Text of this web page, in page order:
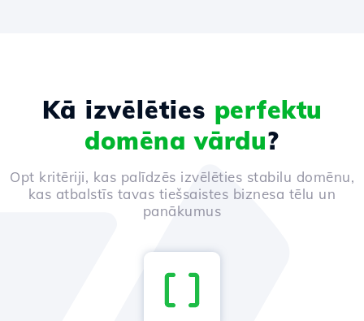
Kā izvēlēties perfektu
domēna vārdu?
Opt kritēriji, kas palīdzēs izvēlēties stabilu domēnu,
kas atbalstīs tavas tiešsaistes biznesa tēlu un
panākumus